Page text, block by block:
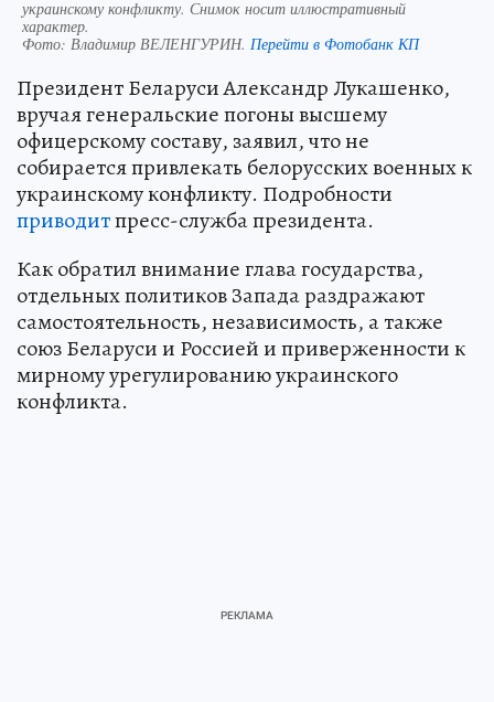
украинскому конфликту. Снимок носит иллюстративный
характер.
Фото: Владимир ВЕЛЕНГУРИН. Перейти в Фотобанк КП
Президент Беларуси Александр Лукашенко,
вручая генеральские погоны высшему
офицерскому составу, заявил, что не
собирается привлекать белорусских военных к
украинскому конфликту. Подробности
приводитпресс-служба президента.
Как обратил внимание глава государства,
отдельных политиков Запада раздражают
самостоятельность, независимость, а также
союз Беларуси и Россией и приверженности к
мирному урегулированию украинского
конфликта.